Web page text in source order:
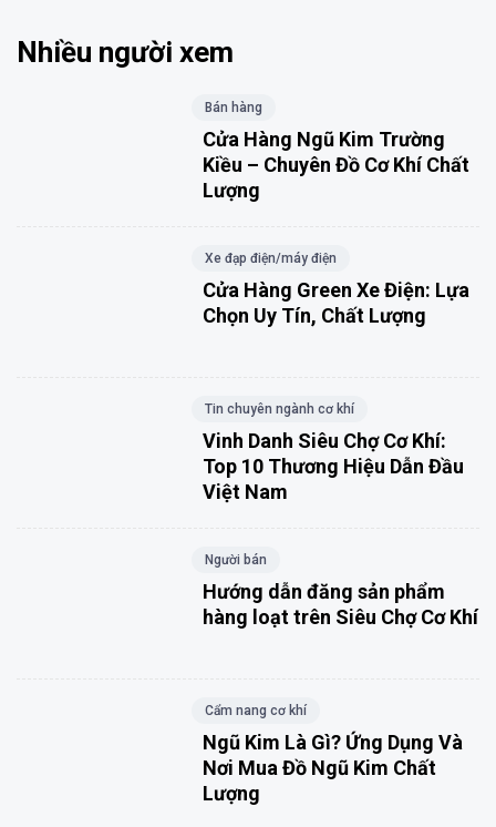
Nhiều người xem
Bán hàng
Cửa Hàng Ngũ Kim Trường
Kiều – Chuyên Đồ Cơ Khí Chất
Lượng
Xe đạp điện/máy điện
Cửa Hàng Green Xe Điện: Lựa
Chọn Uy Tín, Chất Lượng
Tin chuyên ngành cơ khí
Vinh Danh Siêu Chợ Cơ Khí:
Top 10 Thương Hiệu Dẫn Đầu
Việt Nam
Người bán
Hướng dẫn đăng sản phẩm
hàng loạt trên Siêu Chợ Cơ Khí
Cẩm nang cơ khí
Ngũ Kim Là Gì? Ứng Dụng Và
Nơi Mua Đồ Ngũ Kim Chất
Lượng